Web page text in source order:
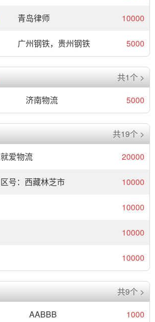
青岛律师 10000
广州钢铁，贵州钢铁 5000
共1个 >
济南物流 5000
共19个 >
就爱物流 20000
区号：西藏林芝市 10000
10000
10000
10000
共9个 >
AABBB 1000